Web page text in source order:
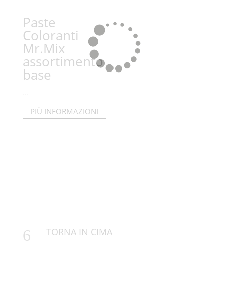
Paste
Coloranti
Mr.Mix
assortimento
base
PIÙ INFORMAZIONI
6 TORNA IN CIMA